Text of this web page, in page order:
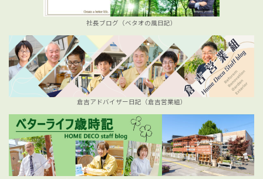
社長ブログ（ベタオの風日記）
倉吉アドバイザー日記（倉吉営業組）